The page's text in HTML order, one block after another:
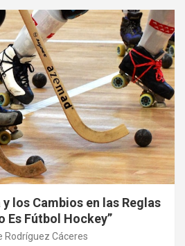
los Cambios en las Reglas
Es Fútbol Hockey”
Rodríguez Cáceres